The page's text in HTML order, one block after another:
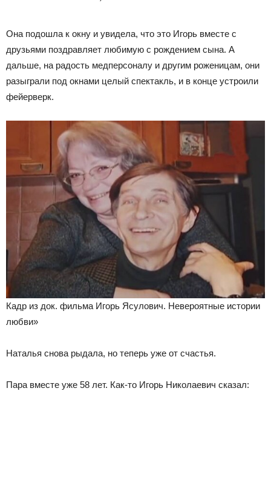
Она подошла к окну и увидела, что это Игорь вместе с
друзьями поздравляет любимую с рождением сына. А
дальше, на радость медперсоналу и другим роженицам, они
разыграли под окнами целый спектакль, и в конце устроили
фейерверк.
Кадр из док. фильма Игорь Ясулович. Невероятные истории
любви»
Наталья снова рыдала, но теперь уже от счастья.
Пара вместе уже 58 лет. Как-то Игорь Николаевич сказал: